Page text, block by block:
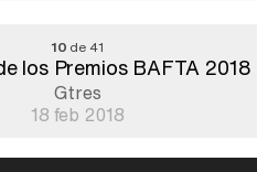
10 de 41
Premios BAFTA
Gtres
18 feb 2018